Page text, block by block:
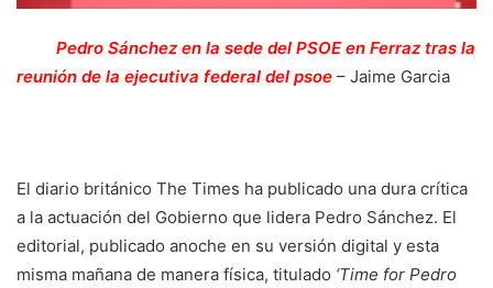
Pedro Sánchez en la sede del PSOE en Ferraz tras la
reunión de la ejecutiva federal del psoe – Jaime Garcia
El diario británico The Times ha publicado una dura crítica
a la actuación del Gobierno que lidera Pedro Sánchez. El
editorial, publicado anoche en su versión digital y esta
misma mañana de manera física, titulado ‘Time for Pedro